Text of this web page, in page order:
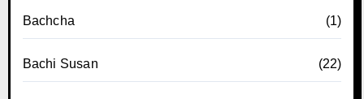
Bachcha (1)
Bachi Susan (22)